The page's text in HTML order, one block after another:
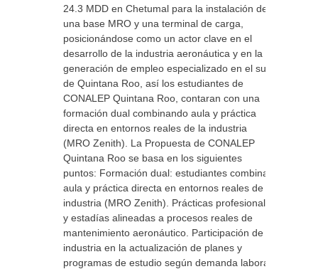
24.3 MDD en Chetumal para la instalación de
una base MRO y una terminal de carga,
posicionándose como un actor clave en el
desarrollo de la industria aeronáutica y en la
generación de empleo especializado en el sur
de Quintana Roo, así los estudiantes de
CONALEP Quintana Roo, contaran con una
formación dual combinando aula y práctica
directa en entornos reales de la industria
(MRO Zenith). La Propuesta de CONALEP
Quintana Roo se basa en los siguientes
puntos: Formación dual: estudiantes combinan
aula y práctica directa en entornos reales de la
industria (MRO Zenith). Prácticas profesionales
y estadías alineadas a procesos reales de
mantenimiento aeronáutico. Participación de la
industria en la actualización de planes y
programas de estudio según demanda laboral.